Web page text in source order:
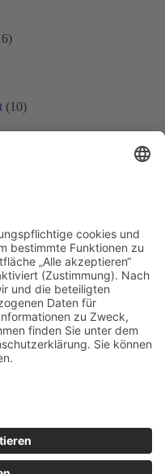
(10)
Ost (16)